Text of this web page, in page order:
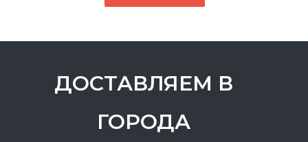
ДОСТАВЛЯЕМ В
ГОРОДА